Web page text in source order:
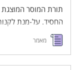
תורת המוסר
החסיד. על-מנת
המעשה להיות מנוגד
האדם, לכן "יצר הרע
מאמר